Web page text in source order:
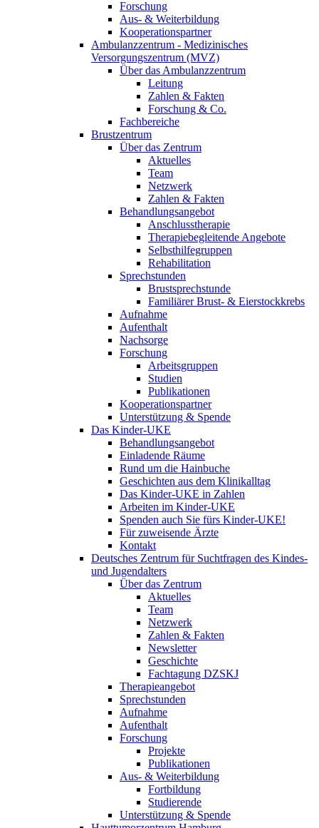
Forschung
Aus- & Weiterbildung
Kooperationspartner
Ambulanzzentrum - Medizinisches
Versorgungszentrum (MVZ)
Über das Ambulanzzentrum
Leitung
Zahlen & Fakten
Forschung & Co.
Fachbereiche
Brustzentrum
Über das Zentrum
Aktuelles
Team
Netzwerk
Zahlen & Fakten
Behandlungsangebot
Anschlusstherapie
Therapiebegleitende Angebote
Selbsthilfegruppen
Rehabilitation
Sprechstunden
Brustsprechstunde
Familiärer Brust- & Eierstockkrebs
Aufnahme
Aufenthalt
Nachsorge
Forschung
Arbeitsgruppen
Studien
Publikationen
Kooperationspartner
Unterstützung & Spende
Das Kinder-UKE
Behandlungsangebot
Einladende Räume
Rund um die Hainbuche
Geschichten aus dem Klinikalltag
Das Kinder-UKE in Zahlen
Arbeiten im Kinder-UKE
Spenden auch Sie fürs Kinder-UKE!
Für zuweisende Ärzte
Kontakt
Deutsches Zentrum für Suchtfragen des Kindes-
und Jugendalters
Über das Zentrum
Aktuelles
Team
Netzwerk
Zahlen & Fakten
Newsletter
Geschichte
Fachtagung DZSKJ
Therapieangebot
Sprechstunden
Aufnahme
Aufenthalt
Forschung
Projekte
Publikationen
Aus- & Weiterbildung
Fortbildung
Studierende
Unterstützung & Spende